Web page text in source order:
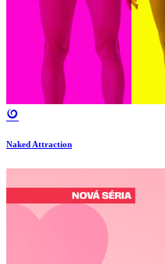
Naked Attraction